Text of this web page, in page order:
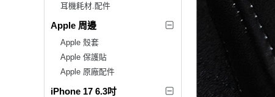
耳機耗材.配件
Apple 周邊
Apple 殼套
Apple 保護貼
Apple 原廠配件
iPhone 17 6.3吋